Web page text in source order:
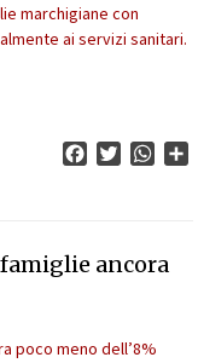
marchigiane con
ai servizi sanitari.
FacebookTwitter
ancora
poco meno dell’8%